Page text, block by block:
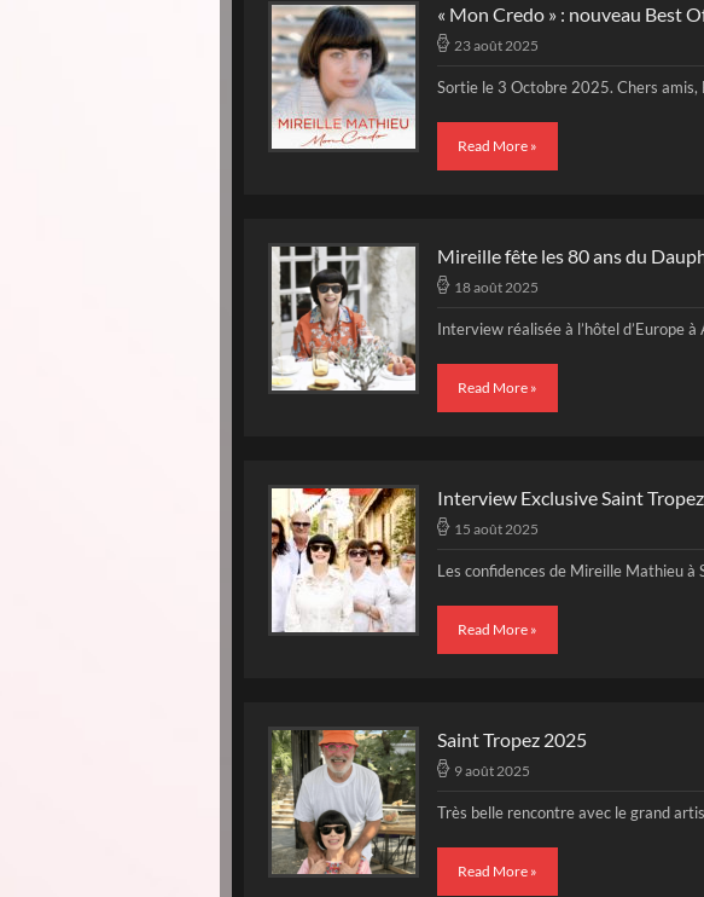
« Mon Credo » : nouveau Best
23 août 2025
Sortie le 3 Octobre 2025. Chers amis,
Read More »
Mireille fête les 80 ans du
18 août 2025
Interview réalisée à l’hôtel d’Europe
Read More »
Interview Exclusive Saint
15 août 2025
Les confidences de Mireille Mathieu à
Read More »
Saint Tropez 2025
9 août 2025
Très belle rencontre avec le grand
Read More »